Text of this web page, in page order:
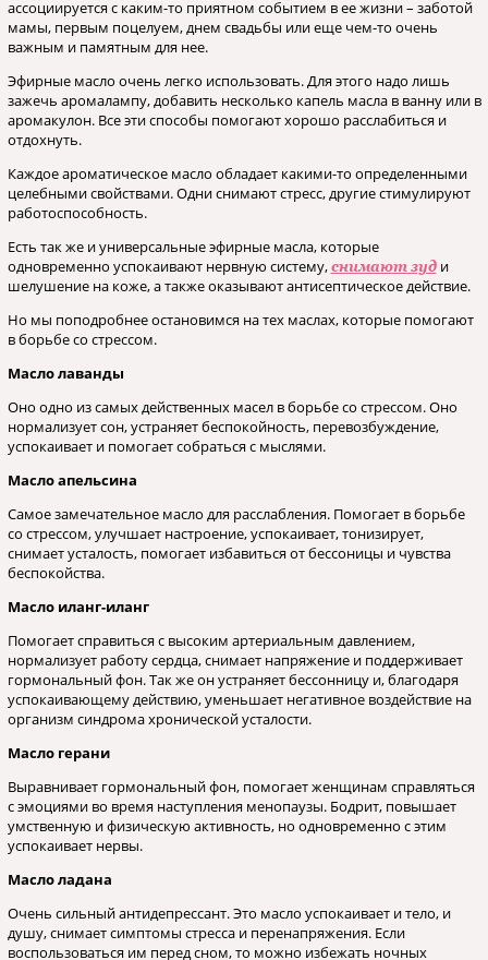
ассоциируется с каким-то приятном событием в ее жизни – заботой
мамы, первым поцелуем, днем свадьбы или еще чем-то очень
важным и памятным для нее.
Эфирные масло очень легко использовать. Для этого надо лишь
зажечь аромалампу, добавить несколько капель масла в ванну или в
аромакулон. Все эти способы помогают хорошо расслабиться и
отдохнуть.
Каждое ароматическое масло обладает какими-то определенными
целебными свойствами. Одни снимают стресс, другие стимулируют
работоспособность.
Есть так же и универсальные эфирные масла, которые
одновременно успокаивают нервную систему,снимают зуди
шелушение на коже, а также оказывают антисептическое действие.
Но мы поподробнее остановимся на тех маслах, которые помогают
в борьбе со стрессом.
Масло лаванды
Оно одно из самых действенных масел в борьбе со стрессом. Оно
нормализует сон, устраняет беспокойность, перевозбуждение,
успокаивает и помогает собраться с мыслями.
Масло апельсина
Самое замечательное масло для расслабления. Помогает в борьбе
со стрессом, улучшает настроение, успокаивает, тонизирует,
снимает усталость, помогает избавиться от бессоницы и чувства
беспокойства.
Масло иланг-иланг
Помогает справиться с высоким артериальным давлением,
нормализует работу сердца, снимает напряжение и поддерживает
гормональный фон. Так же он устраняет бессонницу и, благодаря
успокаивающему действию, уменьшает негативное воздействие на
организм синдрома хронической усталости.
Масло герани
Выравнивает гормональный фон, помогает женщинам справляться
с эмоциями во время наступления менопаузы. Бодрит, повышает
умственную и физическую активность, но одновременно с этим
успокаивает нервы.
Масло ладана
Очень сильный антидепрессант. Это масло успокаивает и тело, и
душу, снимает симптомы стресса и перенапряжения. Если
воспользоваться им перед сном, то можно избежать ночных